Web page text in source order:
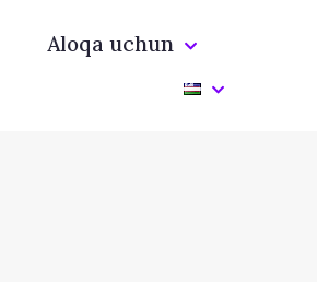
Aloqa uchun